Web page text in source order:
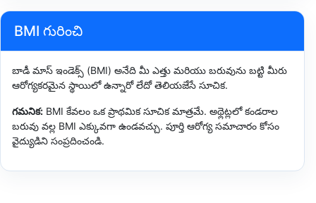
BMI గురించి
బాడీ మాస్ ఇండెక్స్ (BMI) అనేది మీ ఎత్తు మరియు బరువును బట్టి మీరు
ఆరోగ్యకరమైన స్థాయిలో ఉన్నారో లేదో తెలియజేసే సూచిక.
గమనిక: BMI కేవలం ఒక ప్రాథమిక సూచిక మాత్రమే. అథ్లెట్లలో కండరాల
బరువు వల్ల BMI ఎక్కువగా ఉండవచ్చు. పూర్తి ఆరోగ్య సమాచారం కోసం
వైద్యుడిని సంప్రదించండి.